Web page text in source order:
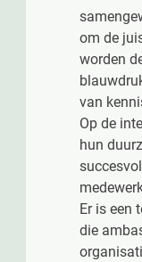
om de
worden
van
Op de
hun
Er is een
die